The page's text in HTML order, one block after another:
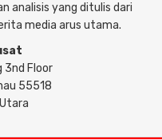
analisis yang ditulis dari
media arus utama.
3nd Floor
55518